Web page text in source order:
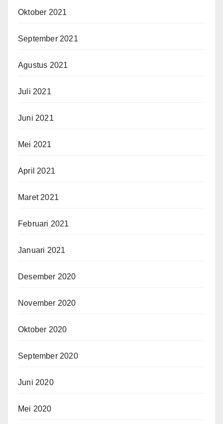
Oktober 2021
September 2021
Agustus 2021
Juli 2021
Juni 2021
Mei 2021
April 2021
Maret 2021
Februari 2021
Januari 2021
Desember 2020
November 2020
Oktober 2020
September 2020
Juni 2020
Mei 2020